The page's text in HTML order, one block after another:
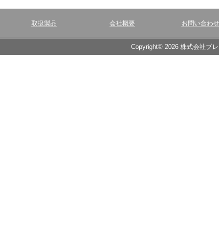
取扱製品 会社概要 お問い合わせ
Copyright© 2026 株式会社ブ